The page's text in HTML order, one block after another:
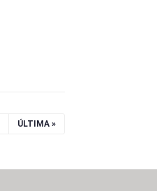
ÚLTIMA »